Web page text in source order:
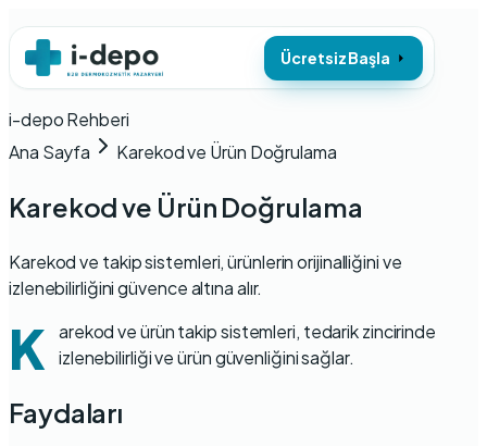
Ücretsiz Başla
i-depo Rehberi
Ana Sayfa
Karekod ve Ürün Doğrulama
Karekod ve Ürün Doğrulama
Karekod ve takip sistemleri, ürünlerin orijinalliğini ve
izlenebilirliğini güvence altına alır.
K
arekod ve ürün takip sistemleri, tedarik zincirinde
izlenebilirliği ve ürün güvenliğini sağlar.
Faydaları